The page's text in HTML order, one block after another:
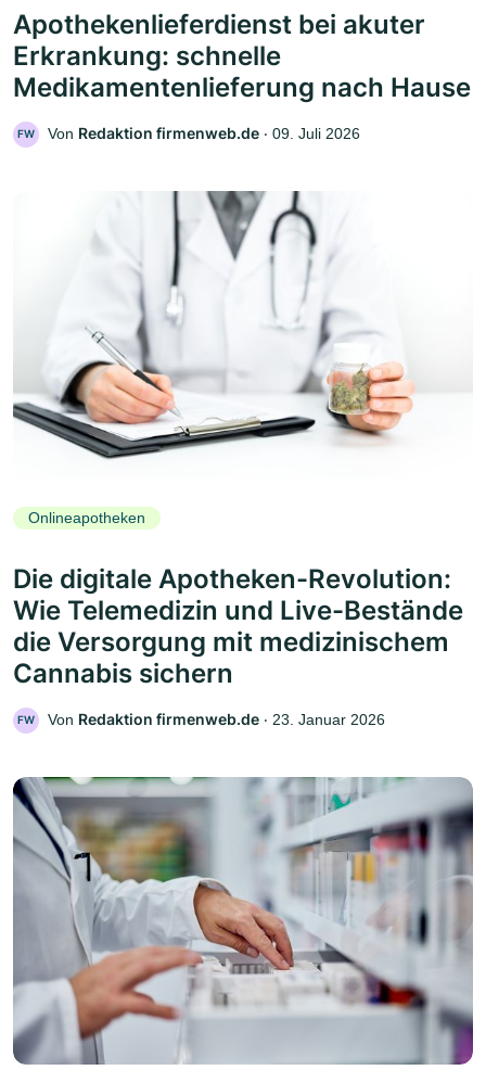
Apothekenlieferdienst bei akuter
Erkrankung: schnelle
Medikamentenlieferung nach Hause
FW Von Redaktion firmenweb.de ‧ 09. Juli 2026
Onlineapotheken
Die digitale Apotheken-Revolution:
Wie Telemedizin und Live-Bestände
die Versorgung mit medizinischem
Cannabis sichern
FW Von Redaktion firmenweb.de ‧ 23. Januar 2026